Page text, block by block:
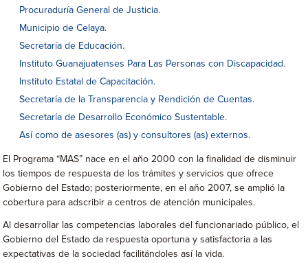
Procuraduría General de Justicia.
Municipio de Celaya.
Secretaría de Educación.
Instituto Guanajuatenses Para Las Personas con Discapacidad.
Instituto Estatal de Capacitación.
Secretaría de la Transparencia y Rendición de Cuentas.
Secretaría de Desarrollo Económico Sustentable.
Así como de asesores (as) y consultores (as) externos.
El Programa “MAS” nace en el año 2000 con la finalidad de disminuir
los tiempos de respuesta de los trámites y servicios que ofrece
Gobierno del Estado; posteriormente, en el año 2007, se amplió la
cobertura para adscribir a centros de atención municipales.
Al desarrollar las competencias laborales del funcionariado público, el
Gobierno del Estado da respuesta oportuna y satisfactoria a las
expectativas de la sociedad facilitándoles así la vida.